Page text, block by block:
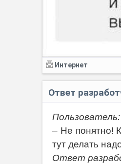
Интернет
Ответ
Пользователь:
– Не понятно!
тут делать
Ответ